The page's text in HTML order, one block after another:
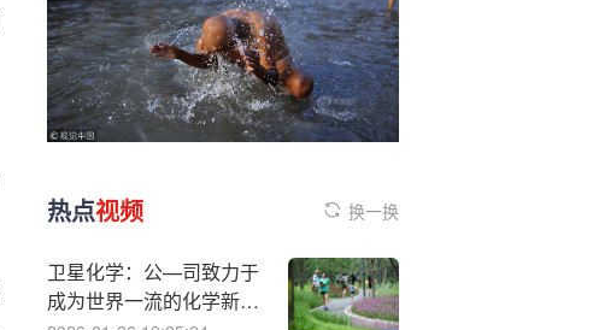
热点视频 换一换
卫星化学：公—司致力于
成为世界一流的化学新材